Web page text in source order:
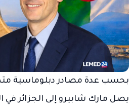
بحسب عدة مصادر دبلوماسية
يصل مارك شابيرو إلى الجزائر